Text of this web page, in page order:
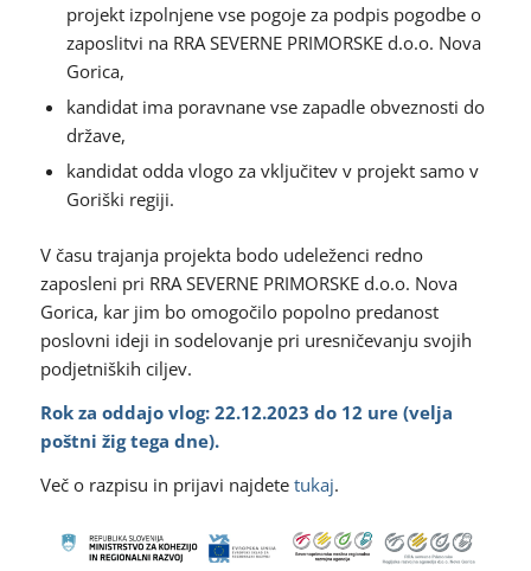
projekt izpolnjene vse pogoje za podpis pogodbe o
zaposlitvi na RRA SEVERNE PRIMORSKE d.o.o. Nova
Gorica,
kandidat ima poravnane vse zapadle obveznosti do
države,
kandidat odda vlogo za vključitev v projekt samo v
Goriški regiji.
V času trajanja projekta bodo udeleženci redno
zaposleni pri RRA SEVERNE PRIMORSKE d.o.o. Nova
Gorica, kar jim bo omogočilo popolno predanost
poslovni ideji in sodelovanje pri uresničevanju svojih
podjetniških ciljev.
Rok za oddajo vlog: 22.12.2023 do 12 ure (velja
poštni žig tega dne).
Več o razpisu in prijavi najdete tukaj.